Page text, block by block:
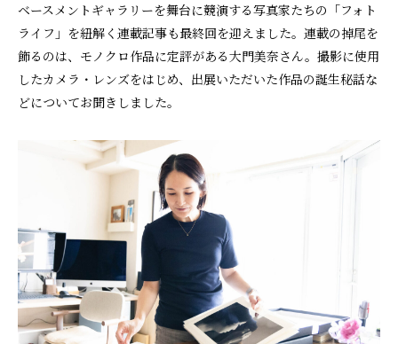
ベースメントギャラリーを舞台に競演する写真家たちの「フォト
ライフ」を紐解く連載記事も最終回を迎えました。連載の掉尾を
飾るのは、モノクロ作品に定評がある大門美奈さん。撮影に使用
したカメラ・レンズをはじめ、出展いただいた作品の誕生秘話な
どについてお聞きしました。